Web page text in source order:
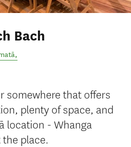
Bach
,
somewhere that offers
plenty of space, and
location - Whanga
the place.